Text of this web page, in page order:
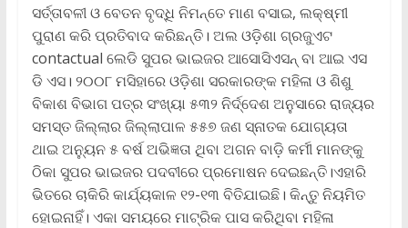
ସର୍ତ୍ତାବଳୀ ଓ ବେତନ ବୃଦ୍ଧି ନିମନ୍ତେ ମାଣ ବସାଇ, ଲକ୍ଷ୍ମୀ
ପୁରାଣ କରି ପ୍ରତିବାଦ କରିଛନ୍ତି। ଅଲ ଓଡ଼ିଶା ଗ୍ରଜୁଏଟ
contactual ଲେଡି ସୁପର ଭାଇଜର ଆସୋସିଏସନ୍ ବା ଆଇ ଏସ
ଡି ଏସ। ୨୦୦୮ ମସିହାରେ ଓଡ଼ିଶା ସରକାରଙ୍କ ମହିଳା ଓ ଶିଶୁ
ବିକାଶ ବିଭାଗ ପତ୍ର ସଂଖ୍ୟା ୫୩୨ ନିର୍ଦ୍ଦେଶ ଅନୁସାରେ ରାଜ୍ୟର
ସମସ୍ତ ଜିଲ୍ଲାର ଜିଲ୍ଲାପାଳ ୫୫୭ ଜଣ ସ୍ନାତକ ଯୋଗ୍ୟତା
ଥାଇ ଅନ୍ୟୁନ ୫ ବର୍ଷ ଅଭିଜ୍ଞତା ଥିବା ଅଗନ ବାଡ଼ି କର୍ମୀ ମାନଙ୍କୁ
ଠିକା ସୁପର ଭାଇଜର ପଦବୀରେ ପ୍ରମୋଷନ ଦେଇଛନ୍ତି।ଏହାରି
ଭିତରେ ଚାକିରି କାର୍ଯ୍ୟକାଳ ୧୨-୧୩ ବିତିଯାଇଛି। କିନ୍ତୁ ନିୟମିତ
ହୋଇନାହିଁ। ଏକା ସମୟରେ ମାଟ୍ରିକ ପାସ କରିଥିବା ମହିଳା